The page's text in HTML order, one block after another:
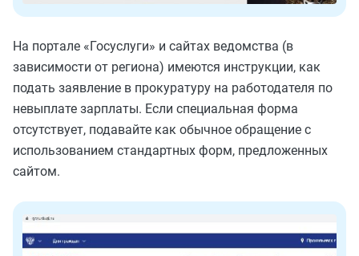
На портале «Госуслуги» и сайтах ведомства (в
зависимости от региона) имеются инструкции, как
подать заявление в прокуратуру на работодателя по
невыплате зарплаты. Если специальная форма
отсутствует, подавайте как обычное обращение с
использованием стандартных форм, предложенных
сайтом.